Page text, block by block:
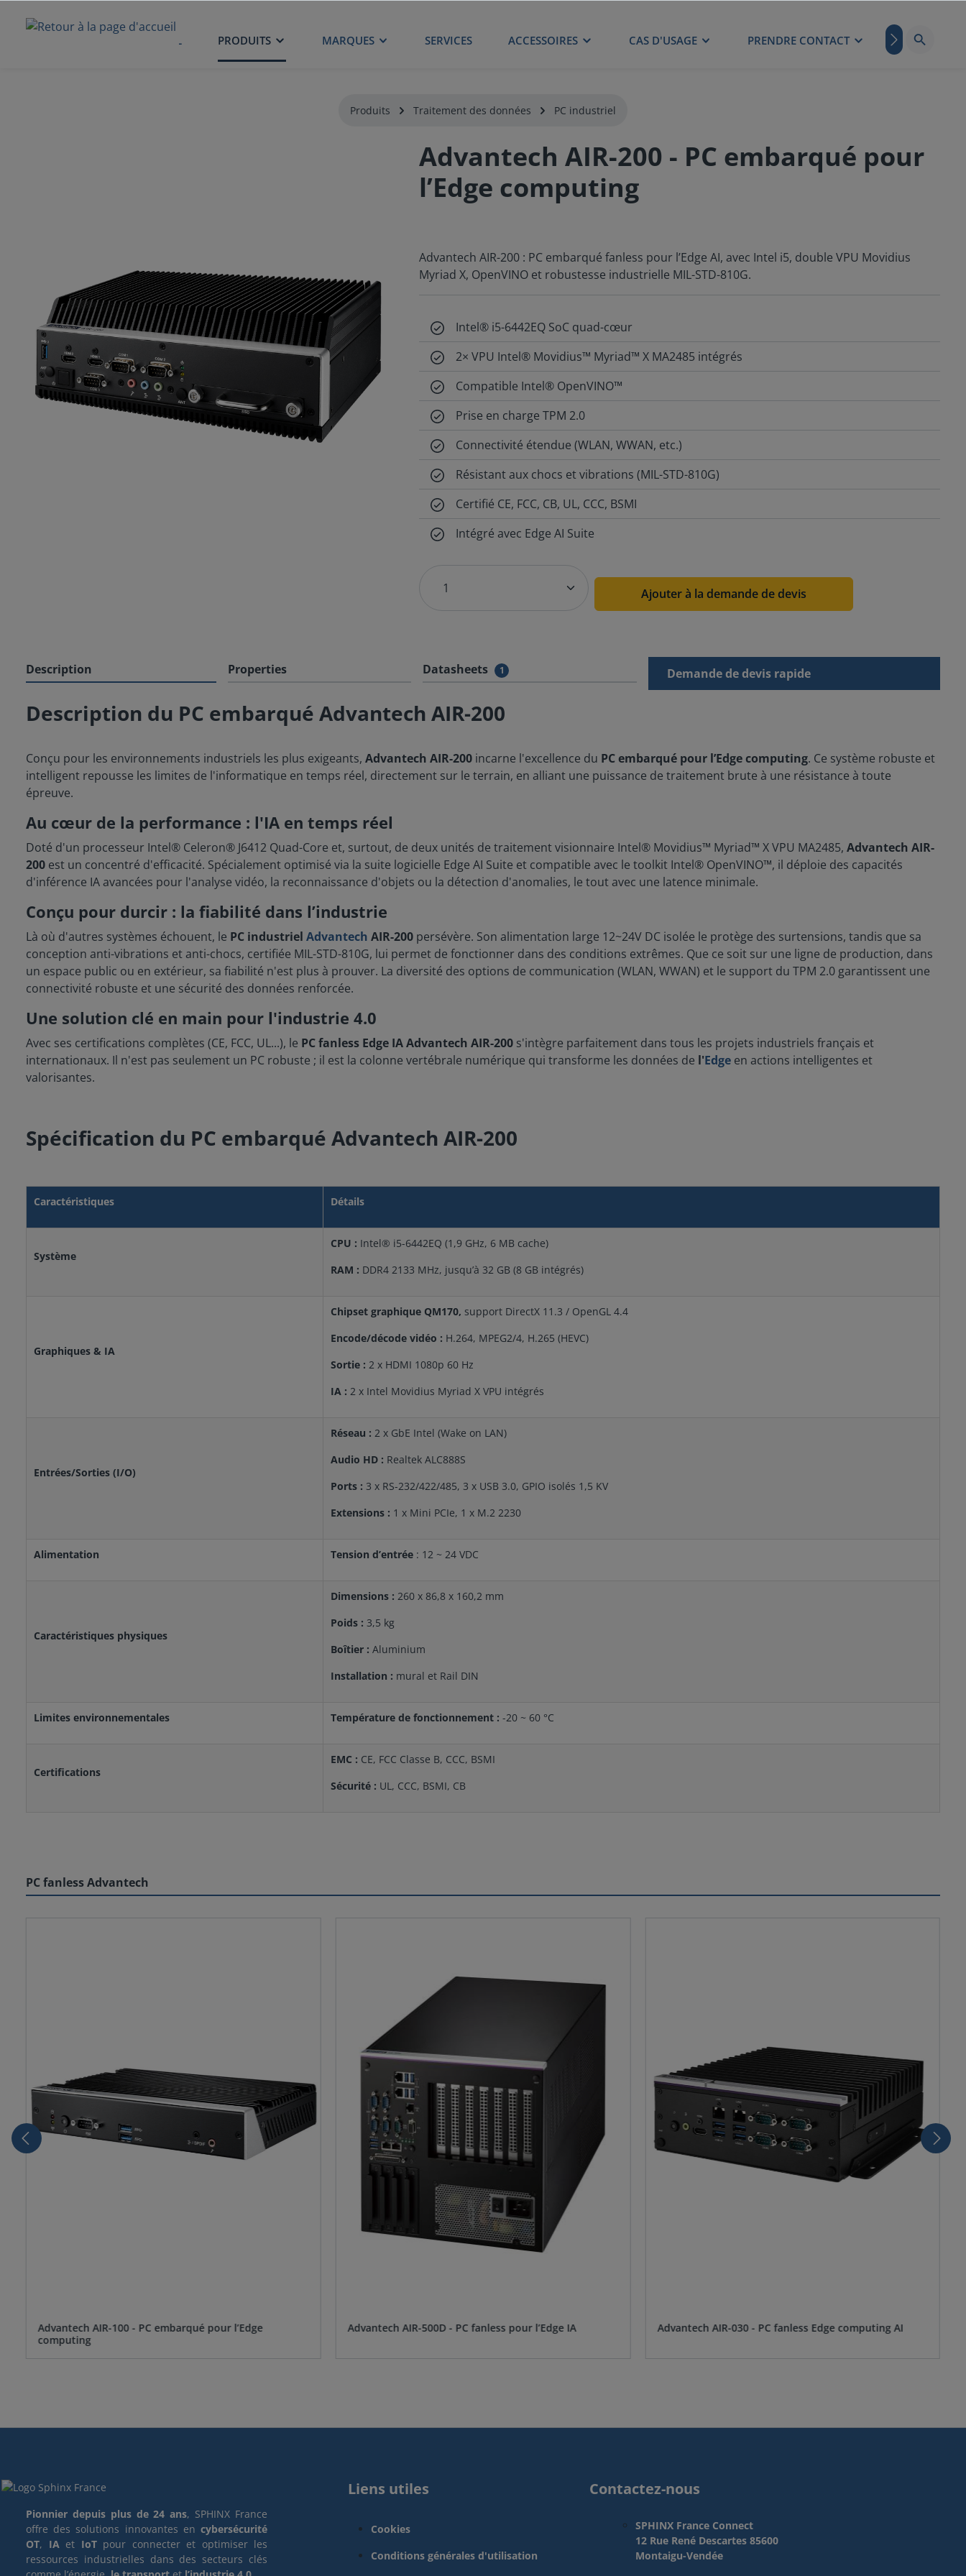
ACCUEIL PRODUITS MARQUES SERVICES ACCESSOIRES CAS D'USAGE PRENDRE CONTACT BLOG
Produits Traitement des données PC industriel
Advantech AIR-200 - PC embarqué pour
l’Edge computing
Advantech AIR-200 : PC embarqué fanless pour l’Edge AI, avec Intel i5, double VPU Movidius
Myriad X, OpenVINO et robustesse industrielle MIL-STD-810G.
Intel® i5-6442EQ SoC quad-cœur
2× VPU Intel® Movidius™ Myriad™ X MA2485 intégrés
Compatible Intel® OpenVINO™
Prise en charge TPM 2.0
Connectivité étendue (WLAN, WWAN, etc.)
Résistant aux chocs et vibrations (MIL-STD-810G)
Certifié CE, FCC, CB, UL, CCC, BSMI
Intégré avec Edge AI Suite
Ajouter à la demande de devis
Description Properties Datasheets 1 Demande de devis rapide
Description du PC embarqué Advantech AIR-200
Conçu pour les environnements industriels les plus exigeants, Advantech AIR-200 incarne l'excellence du PC embarqué pour l’Edge computing. Ce système robuste et
intelligent repousse les limites de l'informatique en temps réel, directement sur le terrain, en alliant une puissance de traitement brute à une résistance à toute
épreuve.
Au cœur de la performance : l'IA en temps réel
Doté d'un processeur Intel® Celeron® J6412 Quad-Core et, surtout, de deux unités de traitement visionnaire Intel® Movidius™ Myriad™ X VPU MA2485, Advantech AIR-
200 est un concentré d'efficacité. Spécialement optimisé via la suite logicielle Edge AI Suite et compatible avec le toolkit Intel® OpenVINO™, il déploie des capacités
d'inférence IA avancées pour l'analyse vidéo, la reconnaissance d'objets ou la détection d'anomalies, le tout avec une latence minimale.
Conçu pour durcir : la fiabilité dans l’industrie
Là où d'autres systèmes échouent, le PC industriel Advantech AIR-200 persévère. Son alimentation large 12~24V DC isolée le protège des surtensions, tandis que sa
conception anti-vibrations et anti-chocs, certifiée MIL-STD-810G, lui permet de fonctionner dans des conditions extrêmes. Que ce soit sur une ligne de production, dans
un espace public ou en extérieur, sa fiabilité n'est plus à prouver. La diversité des options de communication (WLAN, WWAN) et le support du TPM 2.0 garantissent une
connectivité robuste et une sécurité des données renforcée.
Une solution clé en main pour l'industrie 4.0
Avec ses certifications complètes (CE, FCC, UL...), le PC fanless Edge IA Advantech AIR-200 s'intègre parfaitement dans tous les projets industriels français et
internationaux. Il n'est pas seulement un PC robuste ; il est la colonne vertébrale numérique qui transforme les données de l'Edge en actions intelligentes et
valorisantes.
Spécification du PC embarqué Advantech AIR-200
Caractéristiques Détails
Système
CPU : Intel® i5-6442EQ (1,9 GHz, 6 MB cache)
RAM : DDR4 2133 MHz, jusqu’à 32 GB (8 GB intégrés)
Graphiques & IA
Chipset graphique QM170, support DirectX 11.3 / OpenGL 4.4
Encode/décode vidéo : H.264, MPEG2/4, H.265 (HEVC)
Sortie : 2 x HDMI 1080p 60 Hz
IA : 2 x Intel Movidius Myriad X VPU intégrés
Entrées/Sorties (I/O)
Réseau : 2 x GbE Intel (Wake on LAN)
Audio HD : Realtek ALC888S
Ports : 3 x RS-232/422/485, 3 x USB 3.0, GPIO isolés 1,5 KV
Extensions : 1 x Mini PCIe, 1 x M.2 2230
Alimentation Tension d’entrée : 12 ~ 24 VDC
Caractéristiques physiques
Dimensions : 260 x 86,8 x 160,2 mm
Poids : 3,5 kg
Boîtier : Aluminium
Installation : mural et Rail DIN
Limites environnementales Température de fonctionnement : -20 ~ 60 °C
Certifications
EMC : CE, FCC Classe B, CCC, BSMI
Sécurité : UL, CCC, BSMI, CB
PC fanless Advantech
Advantech AIR-100 - PC embarqué pour l’Edge
computing
Advantech AIR-500D - PC fanless pour l’Edge IA Advantech AIR-030 - PC fanless Edge computing AI
Pionnier depuis plus de 24 ans, SPHINX France
offre des solutions innovantes en cybersécurité
OT, IA et IoT pour connecter et optimiser les
ressources industrielles dans des secteurs clés
Liens utiles
Cookies
Conditions générales d'utilisation
Contactez-nous
SPHINX France Connect
12 Rue René Descartes 85600
Montaigu-Vendée